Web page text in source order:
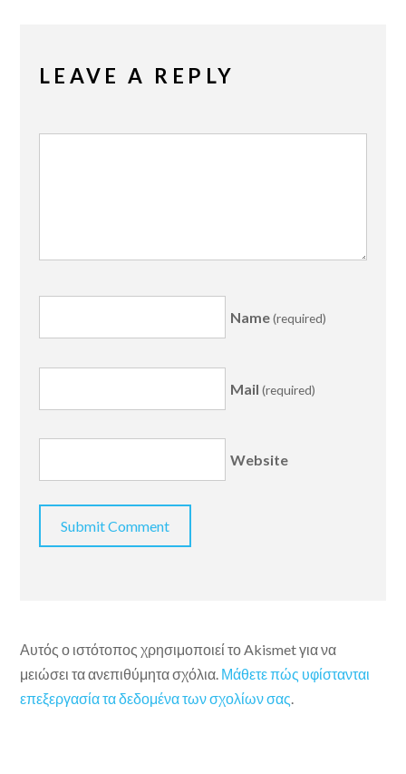
LEAVE A REPLY
Name(required)
Mail (required)
Website
Αυτός ο ιστότοπος χρησιμοποιεί το Akismet για να
μειώσει τα ανεπιθύμητα σχόλια. Μάθετε πώς υφίστανται
επεξεργασία τα δεδομένα των σχολίων σας.